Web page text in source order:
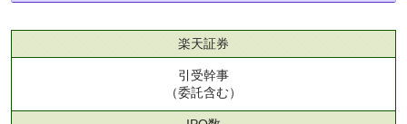
楽天証券
引受幹事
（委託含む）